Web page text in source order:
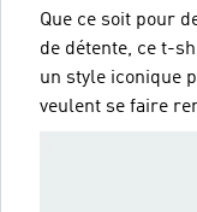
Que ce soit pour
de détente, ce t-
un style iconique
veulent se faire